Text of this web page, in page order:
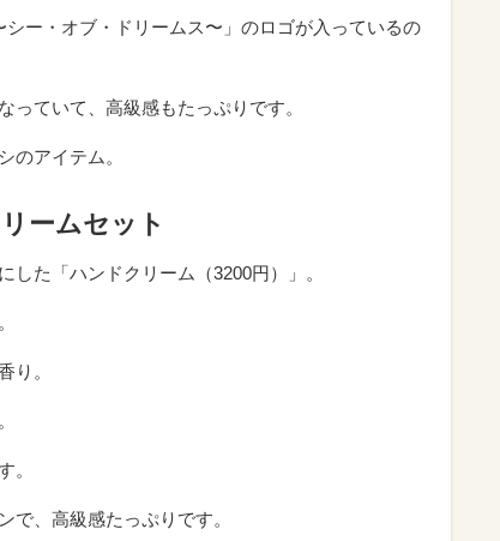
ー・オブ・ドリームス〜」のロゴが入っているの
っていて、高級感もたっぷりです。
のアイテム。
ームセット
た「ハンドクリーム（3200円）」。
り。
。
で、高級感たっぷりです。